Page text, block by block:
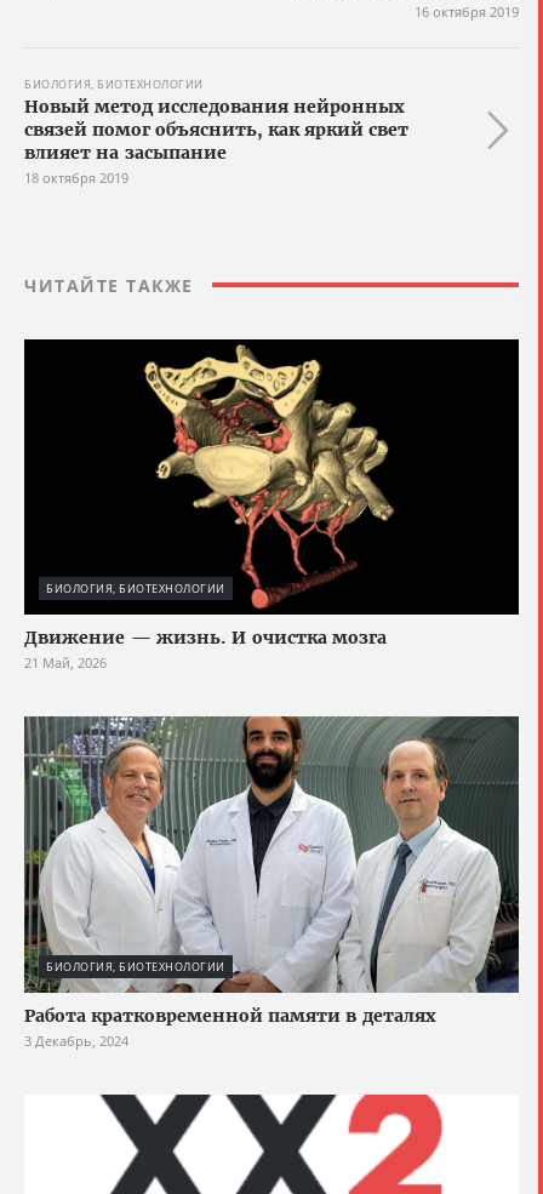
16 октября 2019
БИОЛОГИЯ, БИОТЕХНОЛОГИИ
Новый метод исследования нейронных
связей помог объяснить, как яркий свет
влияет на засыпание
18 октября 2019
ЧИТАЙТЕ ТАКЖЕ
БИОЛОГИЯ, БИОТЕХНОЛОГИИ
Движение — жизнь. И очистка мозга
21 Май, 2026
БИОЛОГИЯ, БИОТЕХНОЛОГИИ
Работа кратковременной памяти в деталях
3 Декабрь, 2024